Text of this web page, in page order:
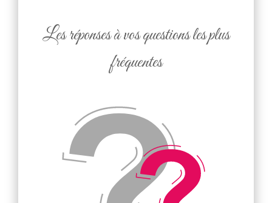
Les réponses à vos questions les plus
fréquentes